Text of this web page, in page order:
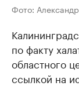
Фото:
по факту
областного
ссылкой на